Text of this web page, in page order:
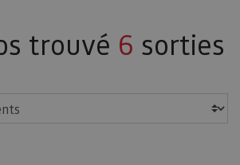
trouvé 6 sorties